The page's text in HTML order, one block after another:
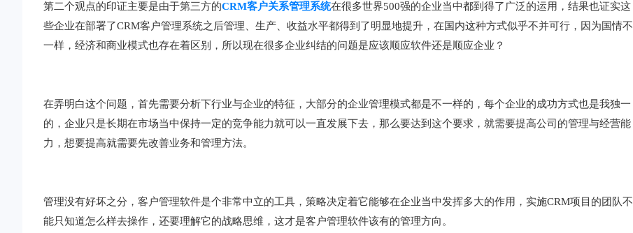
第二个观点的印证主要是由于第三方的CRM客户关系管理系统在很多世界500强的企业当中都到得了广泛的运用，结果也证实这
些企业在部署了CRM客户管理系统之后管理、生产、收益水平都得到了明显地提升，在国内这种方式似乎不并可行，因为国情不
一样，经济和商业模式也存在着区别，所以现在很多企业纠结的问题是应该顺应软件还是顺应企业？
在弄明白这个问题，首先需要分析下行业与企业的特征，大部分的企业管理模式都是不一样的，每个企业的成功方式也是我独一
的，企业只是长期在市场当中保持一定的竞争能力就可以一直发展下去，那么要达到这个要求，就需要提高公司的管理与经营能
力，想要提高就需要先改善业务和管理方法。
管理没有好坏之分，客户管理软件是个非常中立的工具，策略决定着它能够在企业当中发挥多大的作用，实施CRM项目的团队不
能只知道怎么样去操作，还要理解它的战略思维，这才是客户管理软件该有的管理方向。